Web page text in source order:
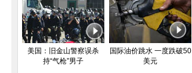
美国：旧金山警察误杀
持“气枪”男子
国际油价跳水 一度跌破50
美元